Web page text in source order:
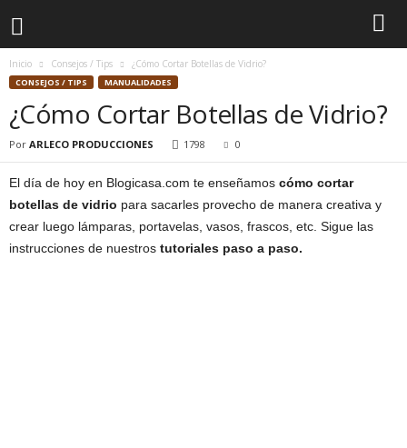
Inicio Consejos / Tips ¿Cómo Cortar Botellas de Vidrio?
CONSEJOS / TIPS MANUALIDADES
¿Cómo Cortar Botellas de Vidrio?
Por ARLECO PRODUCCIONES 1798 0
El día de hoy en Blogicasa.com te enseñamos cómo cortar
botellas de vidrio para sacarles provecho de manera creativa y
crear luego lámparas, portavelas, vasos, frascos, etc. Sigue las
instrucciones de nuestros tutoriales paso a paso.